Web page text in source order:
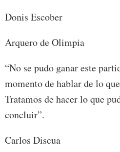
Donis Escober
Arquero de Olimpia
“No se pudo ganar este
momento de hablar de lo
Tratamos de hacer lo que
concluir”.
Carlos Discua